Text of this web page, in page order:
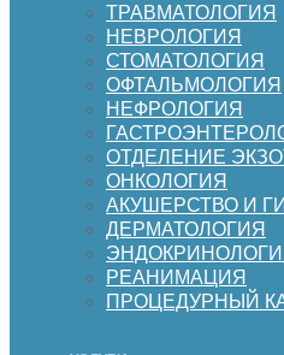
ТРАВМАТОЛОГИЯ
НЕВРОЛОГИЯ
СТОМАТОЛОГИЯ
ОФТАЛЬМОЛОГИЯ
НЕФРОЛОГИЯ
ОТДЕЛЕНИЕ
ОНКОЛОГИЯ
АКУШЕРСТВО И
ДЕРМАТОЛОГИЯ
РЕАНИМАЦИЯ
ПРОЦЕДУРНЫЙ